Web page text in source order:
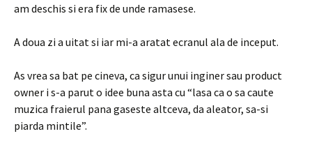
am deschis si era fix de unde ramasese.
A doua zi a uitat si iar mi-a aratat ecranul ala de inceput.
As vrea sa bat pe cineva, ca sigur unui inginer sau product
owner i s-a parut o idee buna asta cu “lasa ca o sa caute
muzica fraierul pana gaseste altceva, da aleator, sa-si
piarda mintile”.